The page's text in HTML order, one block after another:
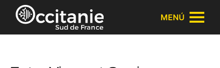
Panel de gestión de cookies
MENÚ